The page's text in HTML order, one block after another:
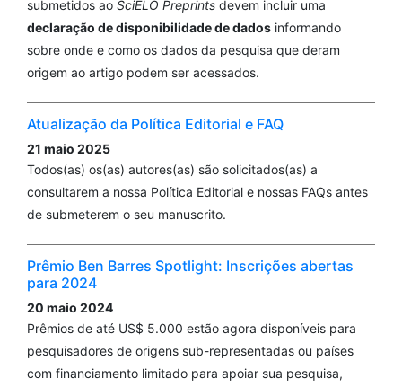
submetidos ao SciELO Preprints devem incluir uma
declaração de disponibilidade de dados informando
sobre onde e como os dados da pesquisa que deram
origem ao artigo podem ser acessados.
Atualização da Política Editorial e FAQ
21 maio 2025
Todos(as) os(as) autores(as) são solicitados(as) a
consultarem a nossa Política Editorial e nossas FAQs antes
de submeterem o seu manuscrito.
Prêmio Ben Barres Spotlight: Inscrições abertas
para 2024
20 maio 2024
Prêmios de até US$ 5.000 estão agora disponíveis para
pesquisadores de origens sub-representadas ou países
com financiamento limitado para apoiar sua pesquisa,